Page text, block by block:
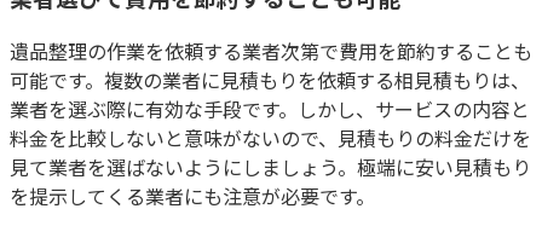
遺品整理の作業を依頼する業者次第で費用を節約することも
可能です。複数の業者に見積もりを依頼する相見積もりは、
業者を選ぶ際に有効な手段です。しかし、サービスの内容と
料金を比較しないと意味がないので、見積もりの料金だけを
見て業者を選ばないようにしましょう。極端に安い見積もり
を提示してくる業者にも注意が必要です。